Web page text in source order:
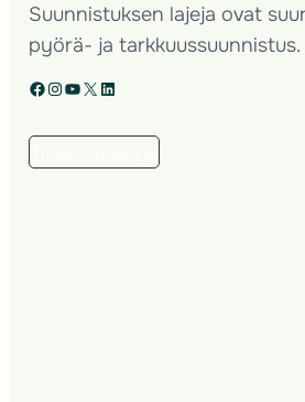
Suunnistuksen lajeja ovat
pyörä- ja tarkkuussuunnistus.
Facebook Instagram YouTube X LinkedIn